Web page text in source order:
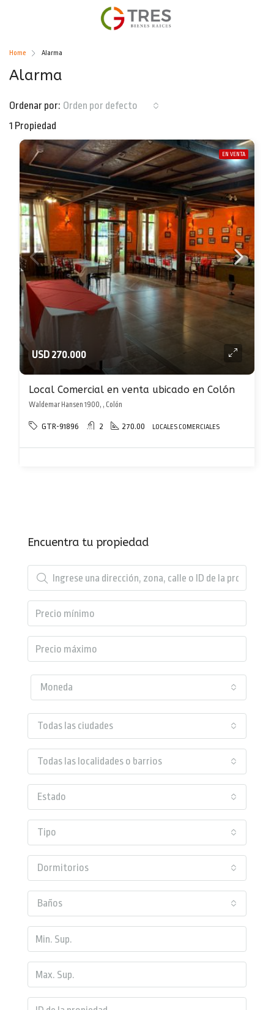
Home Alarma
Alarma
1 Propiedad
Ordenar por: Orden por defecto
EN VENTA
USD 270.000
Local Comercial en venta ubicado en Colón
Waldemar Hansen 1900, , Colón
GTR-91896 2 270.00 LOCALES COMERCIALES
Encuentra tu propiedad
Moneda
Todas las ciudades
Todas las localidades o barrios
Estado
Tipo
Dormitorios
Baños